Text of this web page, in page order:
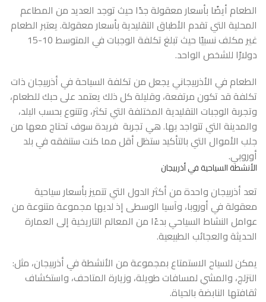
الطعام أيضًا بأسعار معقولة جدًا حيث توجد العديد من المطاعم
المحلية التي تقدم الأطباق التقليدية بأسعار معقولة. يعتبر الطعام
غير مكلف نسبيًا حيث تبلغ تكلفة الوجبات في المتوسط 10-15
دولارًا للشخص الواحد.
الطعام في الأذربيجاني يجعل من تكلفة السياحة في أذربيجان ذات
تكلفة قد تكون مرتفعة، وقليلة كل ذلك يعتمد على حبك للطعام،
وتجربة الوجبات التقليدية المختلفة التي تكثر، وتتنوع بحسب البلد،
والمدينة التي تتواجد بها. هي تجربة فريدة سوف تحتاج معها من
جلب الأموال التي بالتأكيد ستظل أقل مما كنت ستنفقه في بلد
أوروبي.
الأنشطة السياحية في أذربيجان
تعد أذربيجان واحدة من أكثر الدول التي تتميز بأسعار سياحية
معقولة في أوروبا، وآسيا الوسطى إذ لديها مجموعة متنوعة من
عوامل النشاط السياحي بدءًا من المعالم التاريخية إلى العمارة
الحديثة والعجائب الطبيعية.
يمكن للسياح الاستمتاع بمجموعة من الأنشطة في أذربيجان، مثل:
التزلج، والمشي لمسافات طويلة، وزيارة المتاحف، واستكشاف
ثقافتها النابضة بالحياة.